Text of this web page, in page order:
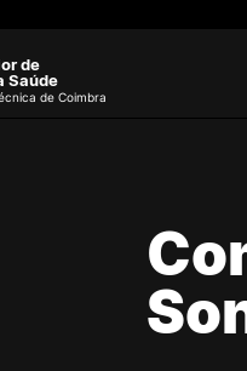
Apresentação
Estrutura Orgânica
Gabinetes Técnicos e
Investigação e Projetos
de
Saúde
de Coimbra